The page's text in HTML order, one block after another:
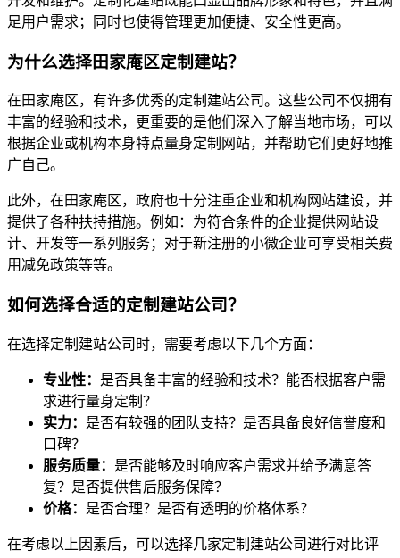
足用户需求；同时也使得管理更加便捷、安全性更高。
为什么选择田家庵区定制建站？
在田家庵区，有许多优秀的定制建站公司。这些公司不仅拥有
丰富的经验和技术，更重要的是他们深入了解当地市场，可以
根据企业或机构本身特点量身定制网站，并帮助它们更好地推
广自己。
此外，在田家庵区，政府也十分注重企业和机构网站建设，并
提供了各种扶持措施。例如：为符合条件的企业提供网站设
计、开发等一系列服务；对于新注册的小微企业可享受相关费
用减免政策等等。
如何选择合适的定制建站公司？
在选择定制建站公司时，需要考虑以下几个方面：
专业性： 是否具备丰富的经验和技术？能否根据客户需
求进行量身定制？
实力： 是否有较强的团队支持？是否具备良好信誉度和
口碑？
服务质量： 是否能够及时响应客户需求并给予满意答
复？是否提供售后服务保障？
价格： 是否合理？是否有透明的价格体系？
在考虑以上因素后，可以选择几家定制建站公司进行对比评